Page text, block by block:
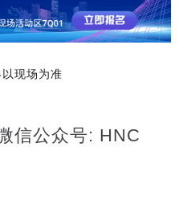
现场为准
信公众号: HNC